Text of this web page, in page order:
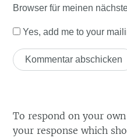
Browser für meinen
Yes, add me to your
To respond on your
your response which